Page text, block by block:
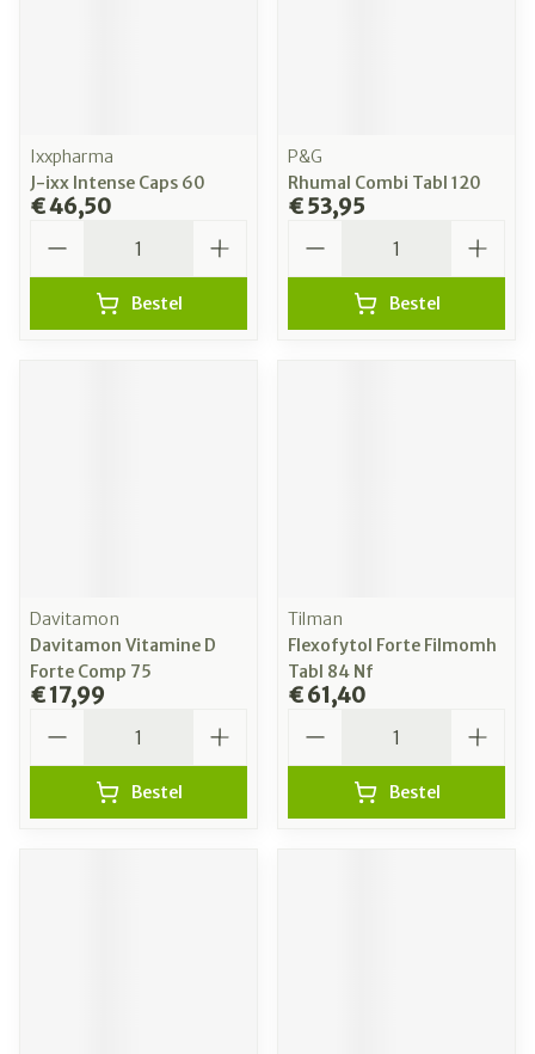
Ixxpharma
J-ixx Intense Caps 60
€ 46,50
Bestel
P&G
Rhumal Combi Tabl 120
€ 53,95
Bestel
Davitamon
Davitamon Vitamine D
Forte Comp 75
€ 17,99
Bestel
Tilman
Flexofytol Forte Filmomh
Tabl 84 Nf
€ 61,40
Bestel